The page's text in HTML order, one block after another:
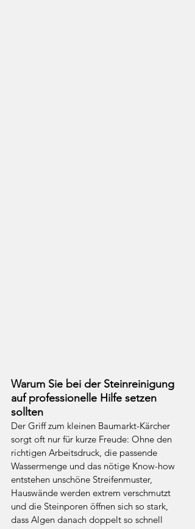
Warum Sie bei der Steinreinigung
auf professionelle Hilfe setzen
sollten
Der Griff zum kleinen Baumarkt-Kärcher
sorgt oft nur für kurze Freude: Ohne den
richtigen Arbeitsdruck, die passende
Wassermenge und das nötige Know-how
entstehen unschöne Streifenmuster,
Hauswände werden extrem verschmutzt
und die Steinporen öffnen sich so stark,
dass Algen danach doppelt so schnell